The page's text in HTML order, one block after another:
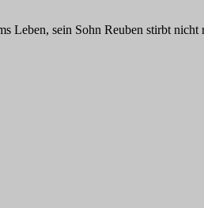
Leben, sein Sohn Reuben stirbt